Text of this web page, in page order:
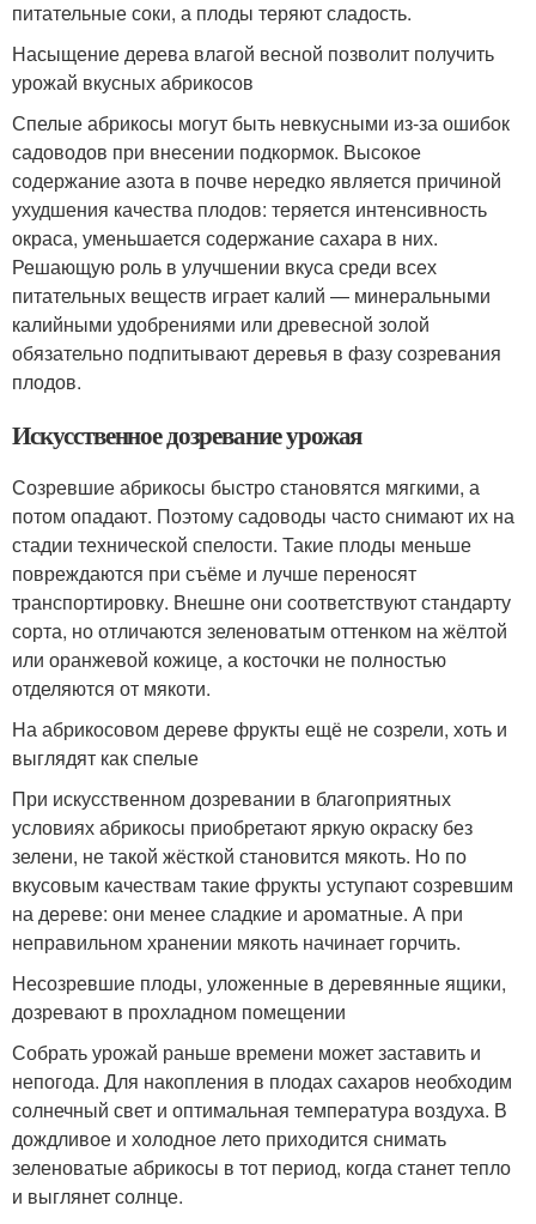
питательные соки, а плоды теряют сладость.
Насыщение дерева влагой весной позволит получить
урожай вкусных абрикосов
Спелые абрикосы могут быть невкусными из-за ошибок
садоводов при внесении подкормок. Высокое
содержание азота в почве нередко является причиной
ухудшения качества плодов: теряется интенсивность
окраса, уменьшается содержание сахара в них.
Решающую роль в улучшении вкуса среди всех
питательных веществ играет калий — минеральными
калийными удобрениями или древесной золой
обязательно подпитывают деревья в фазу созревания
плодов.
Искусственное дозревание урожая
Созревшие абрикосы быстро становятся мягкими, а
потом опадают. Поэтому садоводы часто снимают их на
стадии технической спелости. Такие плоды меньше
повреждаются при съёме и лучше переносят
транспортировку. Внешне они соответствуют стандарту
сорта, но отличаются зеленоватым оттенком на жёлтой
или оранжевой кожице, а косточки не полностью
отделяются от мякоти.
На абрикосовом дереве фрукты ещё не созрели, хоть и
выглядят как спелые
При искусственном дозревании в благоприятных
условиях абрикосы приобретают яркую окраску без
зелени, не такой жёсткой становится мякоть. Но по
вкусовым качествам такие фрукты уступают созревшим
на дереве: они менее сладкие и ароматные. А при
неправильном хранении мякоть начинает горчить.
Несозревшие плоды, уложенные в деревянные ящики,
дозревают в прохладном помещении
Собрать урожай раньше времени может заставить и
непогода. Для накопления в плодах сахаров необходим
солнечный свет и оптимальная температура воздуха. В
дождливое и холодное лето приходится снимать
зеленоватые абрикосы в тот период, когда станет тепло
и выглянет солнце.